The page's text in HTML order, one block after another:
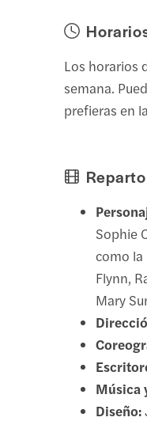
Los horarios
semana.
prefieras en
Sophie
como
Flynn,
Mary
Música
Diseño: